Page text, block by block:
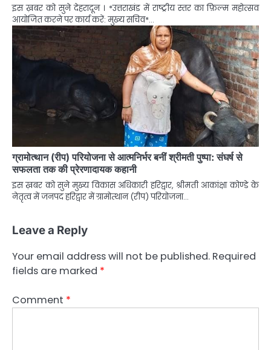
इस ख़बर को सुने देहरादून । *उत्तराखंड में राष्ट्रीय स्तर का फ़िल्म महोत्सव
आयोजित करने पर कार्य करें: मुख्य सचिव*…
ग्रामोत्थान (रीप) परियोजना से आत्मनिर्भर बनीं श्रीमती पुष्पा: संघर्ष से
सफलता तक की प्रेरणादायक कहानी
इस ख़बर को सुने मुख्य विकास अधिकारी हरिद्वार, श्रीमती आकांक्षा कोण्डे के
नेतृत्व में जनपद हरिद्वार में ग्रामोत्थान (रीप) परियोजना…
Leave a Reply
Your email address will not be published. Required
fields are marked *
Comment *